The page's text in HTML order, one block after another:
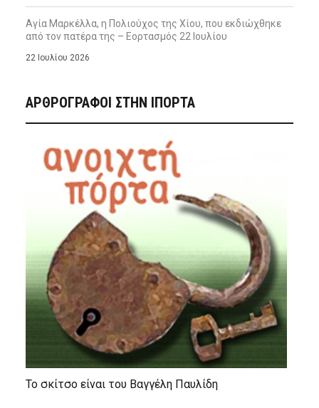
Αγία Μαρκέλλα, η Πολιούχος της Χίου, που εκδιώχθηκε
από τον πατέρα της – Εορτασμός 22 Ιουλίου
22 Ιουλίου 2026
ΑΡΘΡΟΓΡΑΦΟΙ ΣΤΗΝ IΠΟΡΤΑ
Το σκίτσο είναι του Βαγγέλη Παυλίδη